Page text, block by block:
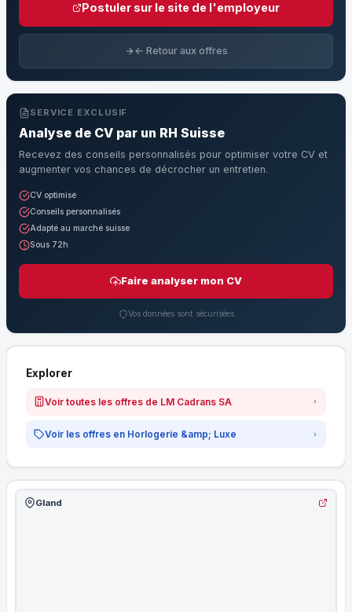
Postuler sur le site de l'employeur
← Retour aux offres
SERVICE EXCLUSIF
Analyse de CV par un RH Suisse
Recevez des conseils personnalisés pour optimiser votre CV et
augmenter vos chances de décrocher un entretien.
CV optimisé
Conseils personnalisés
Adapté au marché suisse
Sous 72h
Faire analyser mon CV
Vos données sont sécurisées
Explorer
Voir toutes les offres de LM Cadrans SA
Voir les offres en Horlogerie &amp; Luxe
Gland